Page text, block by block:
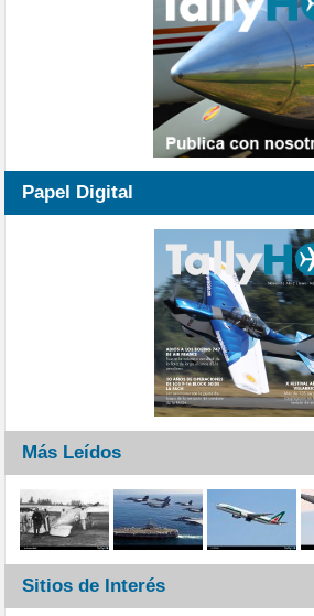
Papel Digital
Más Leídos
Sitios de Interés